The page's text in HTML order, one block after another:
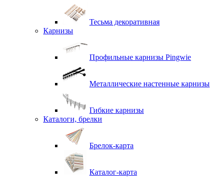
Тесьма декоративная
Карнизы
Профильные карнизы Pingwie
Металлические настенные карнизы
Гибкие карнизы
Каталоги, брелки
Брелок-карта
Каталог-карта